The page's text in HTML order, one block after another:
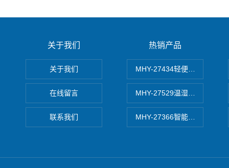
关于我们
关于我们
在线留言
联系我们
热销产品
MHY-27434轻便式自动水质
MHY-27529温湿度记录仪
MHY-27366智能数字微压计